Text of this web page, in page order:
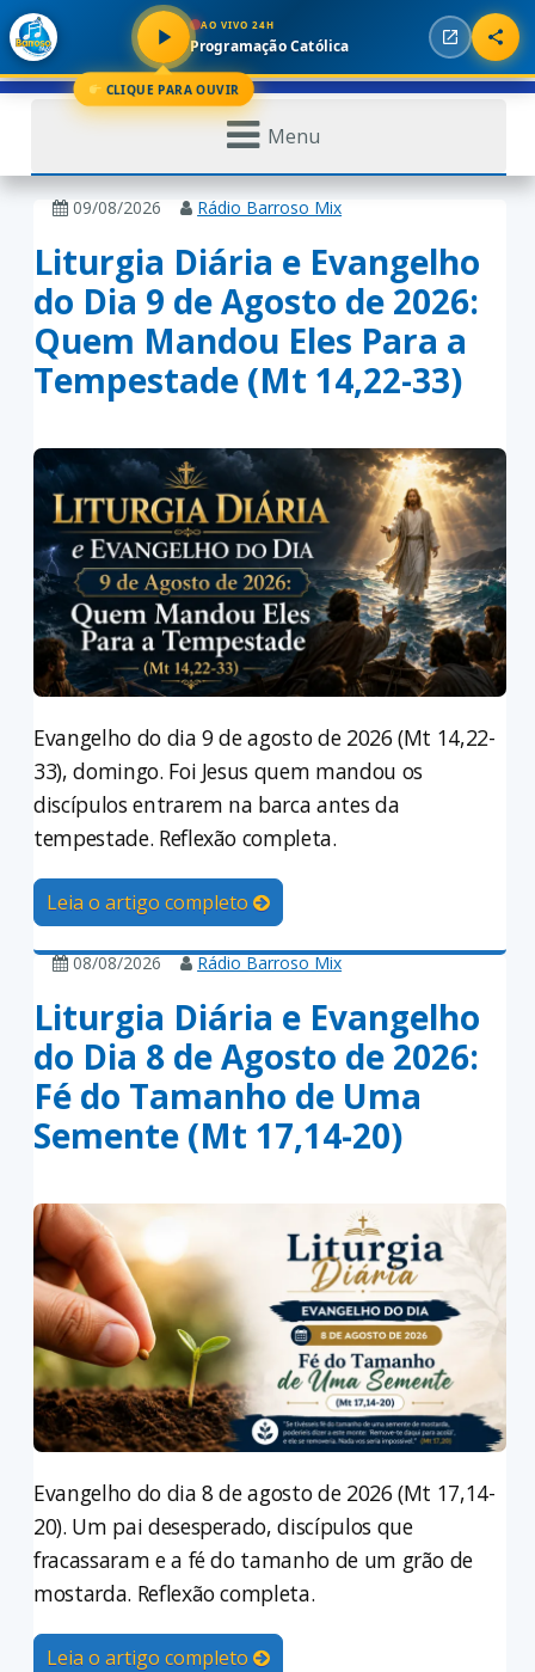
CLIQUE PARA OUVIR
AO VIVO 24H
Programação Católica
Menu
09/08/2026 Rádio Barroso Mix
Liturgia Diária e Evangelho
do Dia 9 de Agosto de 2026:
Quem Mandou Eles Para a
Tempestade (Mt 14,22-33)
Evangelho do dia 9 de agosto de 2026 (Mt 14,22-
33), domingo. Foi Jesus quem mandou os
discípulos entrarem na barca antes da
tempestade. Reflexão completa.
Leia o artigo completo
08/08/2026 Rádio Barroso Mix
Liturgia Diária e Evangelho
do Dia 8 de Agosto de 2026:
Fé do Tamanho de Uma
Semente (Mt 17,14-20)
Evangelho do dia 8 de agosto de 2026 (Mt 17,14-
20). Um pai desesperado, discípulos que
fracassaram e a fé do tamanho de um grão de
mostarda. Reflexão completa.
Leia o artigo completo